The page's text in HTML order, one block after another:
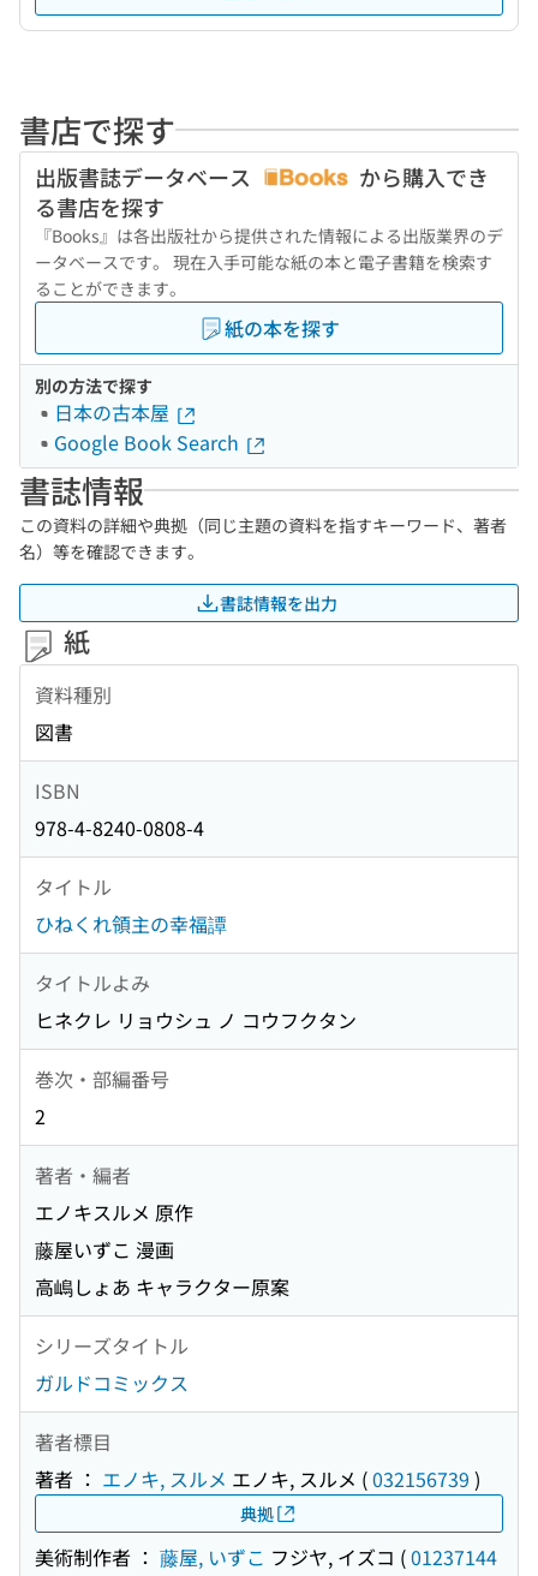
書店で探す
出版書誌データベース
から購入でき
る書店を探す
『Books』は各出版社から提供された情報による出版業界のデ
ータベースです。 現在入手可能な紙の本と電子書籍を検索す
ることができます。
紙の本を探す
別の方法で探す
日本の古本屋
Google Book Search
書誌情報
この資料の詳細や典拠（同じ主題の資料を指すキーワード、著者
名）等を確認できます。
書誌情報を出力
紙
資料種別
図書
ISBN
978-4-8240-0808-4
タイトル
ひねくれ領主の幸福譚
タイトルよみ
ヒネクレ リョウシュ ノ コウフクタン
巻次・部編番号
2
著者・編者
エノキスルメ 原作
藤屋いずこ 漫画
高嶋しょあ キャラクター原案
シリーズタイトル
ガルドコミックス
著者標目
著者 ： エノキ, スルメ エノキ, スルメ (032156739 )
典拠
美術制作者 ： 藤屋, いずこ フジヤ, イズコ (01237144